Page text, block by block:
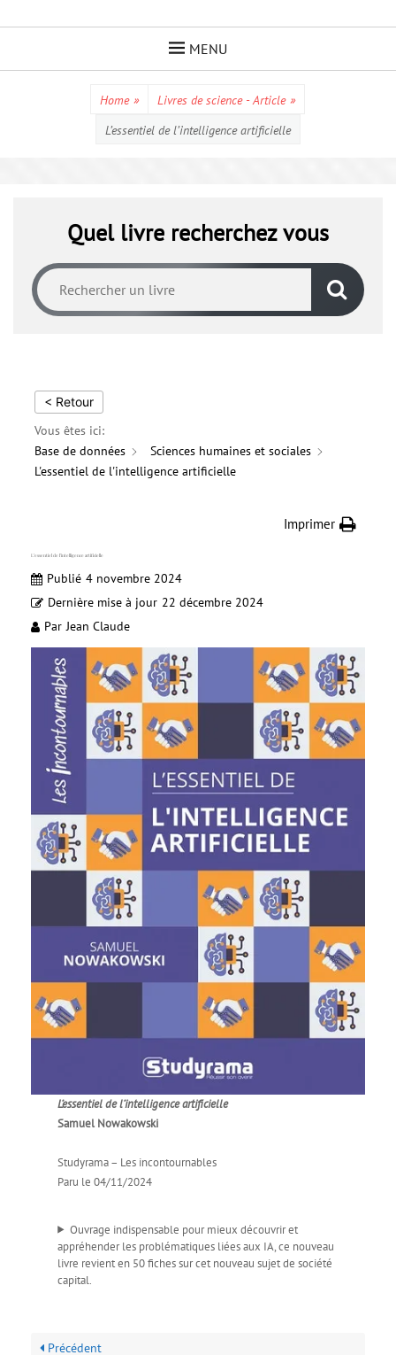
MENU
Home » Livres de science - Article »
L’essentiel de l’intelligence artificielle
Quel livre recherchez vous
< Retour
Vous êtes ici:
Base de données
Sciences humaines et sociales
L'essentiel de l'intelligence artificielle
Imprimer
L’essentiel de l’intelligence artificielle
Publié 4 novembre 2024
Dernière mise à jour 22 décembre 2024
Par Jean Claude
L’essentiel de l’intelligence artificielle
Samuel Nowakowski
Studyrama – Les incontournables
Paru le 04/11/2024
Ouvrage indispensable pour mieux découvrir et
appréhender les problématiques liées aux IA, ce nouveau
livre revient en 50 fiches sur cet nouveau sujet de société
capital.
Précédent